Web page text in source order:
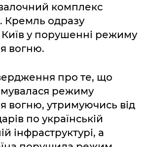
комплекс
Кремль одразу
Київ у порушенні режиму
вогню.
про те, що
режиму
вогню, утримуючись від
по українській
інфраструктурі, а